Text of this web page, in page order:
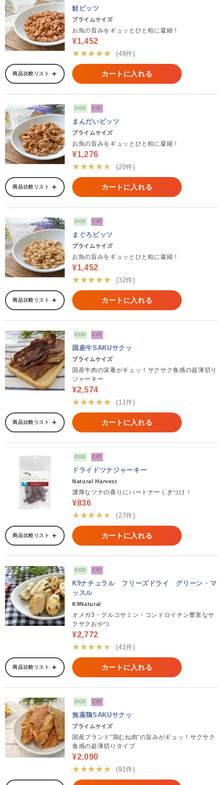
鮭ビッツ
プライムケイズ
お魚の旨みをギュッとひと粒に凝縮！
¥1,452
★★★★★
(48件)
商品比較リスト カートに入れる
DOG CAT
まんだいビッツ
プライムケイズ
お魚の旨みをギュッとひと粒に凝縮！
¥1,276
★★★★★
(20件)
商品比較リスト カートに入れる
DOG CAT
まぐろビッツ
プライムケイズ
お魚の旨みをギュッとひと粒に凝縮！
¥1,452
★★★★★
(32件)
商品比較リスト カートに入れる
DOG CAT
国産牛SAKUサクッ
プライムケイズ
国産牛肉の栄養がギュッ！サクサク食感の超薄切り
ジャーキー
¥2,574
★★★★★
(11件)
商品比較リスト カートに入れる
DOG CAT
ドライドツナジャーキー
Natural Harvest
濃厚なツナの香りにパートナーくぎづけ！
¥836
★★★★★
(27件)
商品比較リスト カートに入れる
DOG CAT
K9ナチュラル フリーズドライ グリーン・マ
ッスル
K9Natural
オメガ3・グルコサミン・コンドロイチン豊富なサ
クサクおやつ
¥2,772
★★★★★
(41件)
商品比較リスト カートに入れる
DOG CAT
無薬鶏SAKUサクッ
プライムケイズ
国産ブランド“鶏むね肉”の旨みがギュッ！サクサク
食感の超薄切りタイプ
¥2,090
★★★★★
(91件)